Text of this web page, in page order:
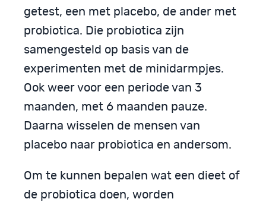
getest, een met placebo, de ander met
probiotica. Die probiotica zijn
samengesteld op basis van de
experimenten met de minidarmpjes.
Ook weer voor een periode van 3
maanden, met 6 maanden pauze.
Daarna wisselen de mensen van
placebo naar probiotica en andersom.
Om te kunnen bepalen wat een dieet of
de probiotica doen, worden